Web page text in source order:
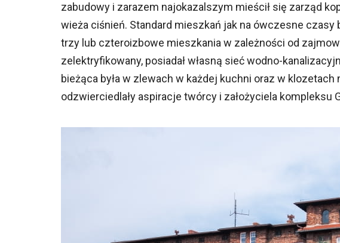
zabudowy i zarazem najokazalszym mieścił się zarząd
wieża ciśnień. Standard mieszkań jak na ówczesne czasy
trzy lub czteroizbowe mieszkania w zależności od
zelektryfikowany, posiadał własną sieć wodno-
bieżąca była w zlewach w każdej kuchni oraz w
odzwierciedlały aspiracje twórcy i założyciela kompleksu